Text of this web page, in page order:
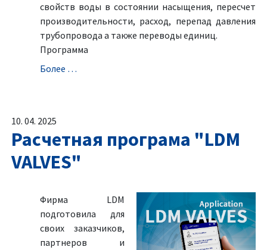
свойств воды в состоянии насыщения, пересчет
производительности, расход, перепад давления
трубопровода а также переводы единиц.
Программа
Болeе …
10. 04. 2025
Расчетная програма "LDM
VALVES"
Фирма LDM
подготовила для
своих заказчиков,
партнеров и